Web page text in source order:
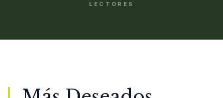
LECTORES